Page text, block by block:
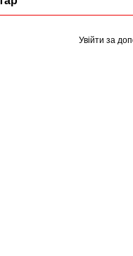
Увійти за